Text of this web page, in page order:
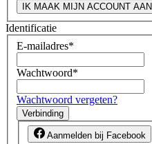
IK MAAK MIJN ACCOUNT AAN
Identificatie
E-mailadres*
Wachtwoord*
Wachtwoord vergeten?
Verbinding
Aanmelden bij Facebook